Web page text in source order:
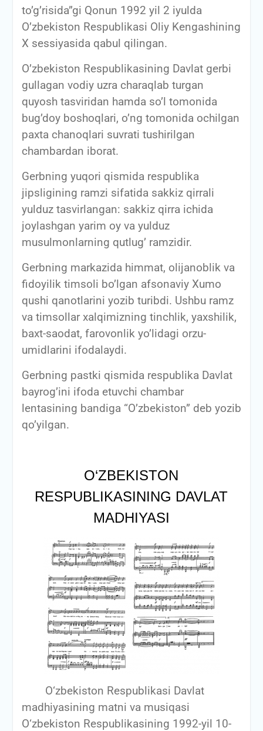
to’g’risida”gi Qonun 1992 yil 2 iyulda
O’zbekiston Respublikasi Oliy Kengashining
X sessiyasida qabul qilingan.
O’zbekiston Respublikasining Davlat gerbi
gullagan vodiy uzra charaqlab turgan
quyosh tasviridan hamda so’l tomonida
bug’doy boshoqlari, o’ng tomonida ochilgan
paxta chanoqlari suvrati tushirilgan
chambardan iborat.
Gerbning yuqori qismida respublika
jipsligining ramzi sifatida sakkiz qirrali
yulduz tasvirlangan: sakkiz qirra ichida
joylashgan yarim oy va yulduz
musulmonlarning qutlug’ ramzidir.
Gerbning markazida himmat, olijanoblik va
fidoyilik timsoli bo’lgan afsonaviy Xumo
qushi qanotlarini yozib turibdi. Ushbu ramz
va timsollar xalqimizning tinchlik, yaxshilik,
baxt-saodat, farovonlik yo’lidagi orzu-
umidlarini ifodalaydi.
Gerbning pastki qismida respublika Davlat
bayrog’ini ifoda etuvchi chambar
lentasining bandiga “O’zbekiston” deb yozib
qo’yilgan.
O‘ZBEKISTON
RESPUBLIKASINING DAVLAT
MADHIYASI
O‘zbekiston Respublikasi Davlat
madhiyasining matni va musiqasi
O‘zbekiston Respublikasining 1992-yil 10-